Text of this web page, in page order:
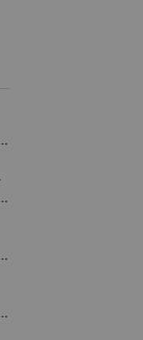
Unidos da América,
Unidos da América,
Unidos da América,
Unidos da América,